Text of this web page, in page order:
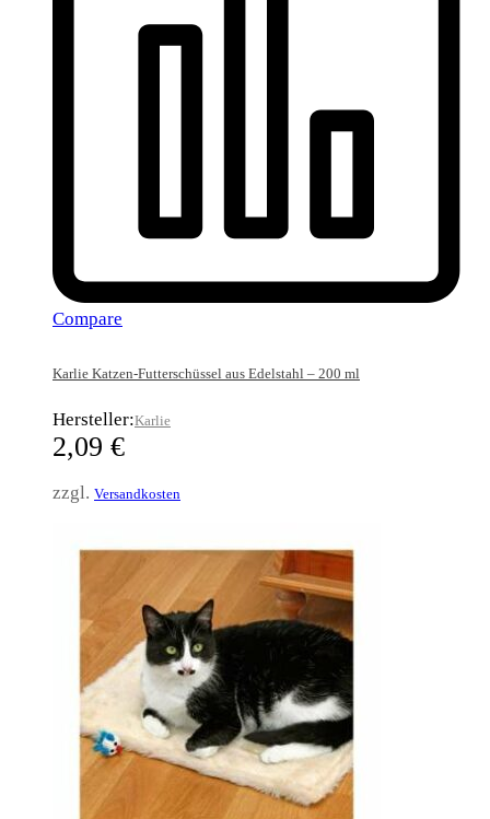
Compare
Karlie Katzen-Futterschüssel aus Edelstahl – 200 ml
Hersteller:Karlie
2,09 €
zzgl. Versandkosten